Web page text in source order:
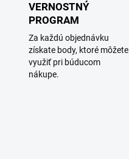
VERNOSTNÝ
PROGRAM
Za každú objednávku
získate body, ktoré môžete
využiť pri búducom
nákupe.